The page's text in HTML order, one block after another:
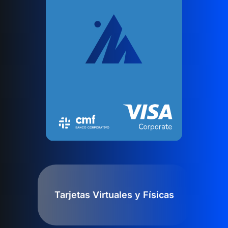
Tarjetas Virtuales y Físicas